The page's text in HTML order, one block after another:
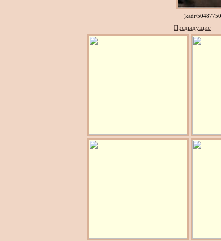
(kadr/
Предыдущие